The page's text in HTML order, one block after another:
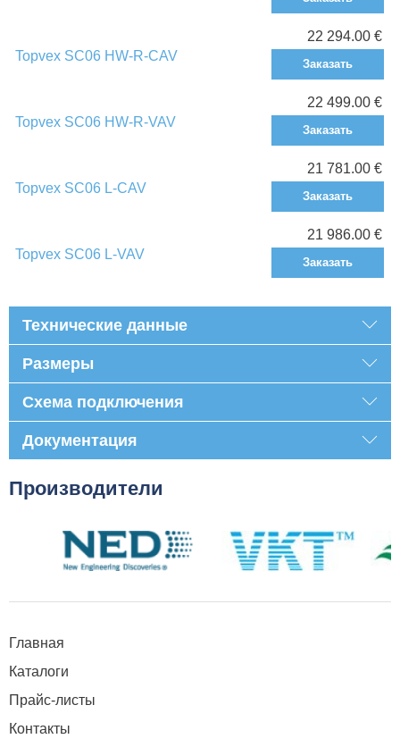
Topvex SC06 HW-R-CAV
22 294.00 €
Заказать
Topvex SC06 HW-R-VAV
22 499.00 €
Заказать
Topvex SC06 L-CAV
21 781.00 €
Заказать
Topvex SC06 L-VAV
21 986.00 €
Заказать
Технические данные
Размеры
Схема подключения
Документация
Производители
Главная
Каталоги
Прайс-листы
Контакты